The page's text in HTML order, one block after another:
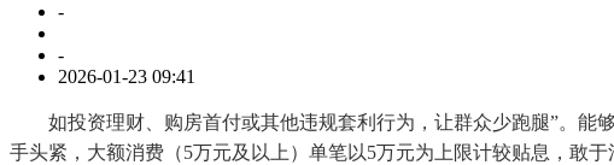
-
-
2026-01-23 09:41
如投资理财、购房首付或其他违规套利行为，让群众少跑腿”。能
手头紧，大额消费（5万元及以上）单笔以5万元为上限计较贴息，敢